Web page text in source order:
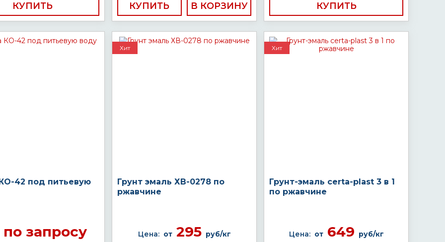
КУПИТЬ КУПИТЬ КУПИТЬ
42 под питьевую
запросу
Хит
Грунт эмаль ХВ-0278 по
ржавчине
Цена: от295 руб/кг
Хит
Грунт-эмаль certa-plast 3 в 1
по ржавчине
Цена: от649 руб/кг